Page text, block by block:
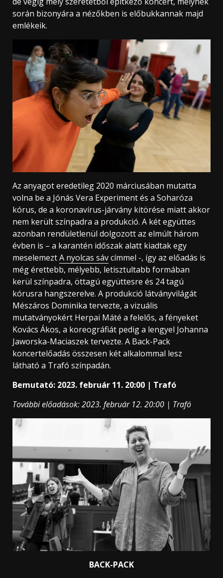
során bizonyára a nézőkben is előbukkannak majd
emlékeik.
Az anyagot eredetileg 2020 márciusában mutatta
volna be a Jónás Vera Experiment és a Soharóza
kórus, de a koronavírus-járvány kitörése miatt akkor
nem került színpadra a produkció. A két együttes
azonban rendületlenül dolgozott az elmúlt három
évben is – a karantén időszak alatt kiadtak egy
meselemeztA nyolcas sávcímmel -, így az előadás is
még érettebb, mélyebb, letisztultabb formában
kerül színpadra, öttagú együttesre és 24 tagú
kórusra hangszerelve. A produkció látványvilágát
Mészáros Dominika tervezte, a vizuális
mutatványokért Herpai Máté a felelős, a fényeket
Kovács Ákos, a koreográfiát pedig a lengyel Johanna
Jaworska-Maciaszek tervezte. A Back-Pack
koncertelőadás összesen két alkalommal lesz
látható a Trafó színpadán.
Bemutató: 2023. február 11. 20:00 | Trafó
További előadások: 2023. február 12. 20:00 | Trafó
BACK-PACK